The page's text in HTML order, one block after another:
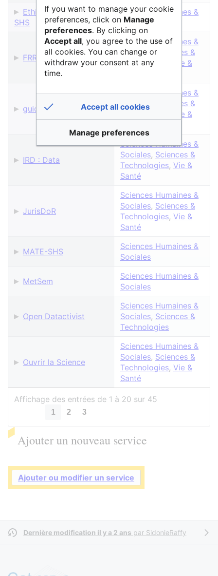
Ethique et droit en
SHS
Sciences Humaines &
Sociales
FRRN
Sciences Humaines &
Sociales,Sciences &
Technologies
Vie &
guides.data.gouv.fr
Sciences Humaines &
Sociales
Sciences &
Vie &
IRD : Data
Sciences Humaines &
Sociales, Sciences &
Technologies, Vie &
Santé
JurisDoR
Sciences Humaines &
Sociales, Sciences &
Technologies, Vie &
Santé
MATE-SHS
Sciences Humaines &
Sociales
MetSem
Sciences Humaines &
Sociales
Open Datactivist
Sciences Humaines &
Sociales, Sciences &
Technologies
Ouvrir la Science
Sciences Humaines &
Sociales, Sciences &
Technologies, Vie &
Santé
Affichage des entrées de 1 à 20 sur 45
1 2 3
Ajouter un nouveau service
Ajouter ou modifier un service
Dernière modification il y a 2 ans par SidonieRaffy
If you want to manage your cookie
preferences, click on Manage
preferences. By clicking on
Accept all, you agree to the use of
all cookies. You can change or
withdraw your consent at any
time.
Accept all cookies
Manage preferences